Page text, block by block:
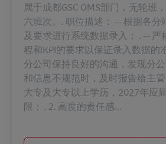
属于成都GSC OMS部门，无轮班
六班次。. 职位描述： -- 根据各分
及要求进行系统数据录入； . -- 严
程和KPI的要求以保证录入数据的
分公司保持良好的沟通，发现分
和信息不规范时，及时报告给主
大专及大专以上学历，2027年应
限； . 2. 高度的责任感...